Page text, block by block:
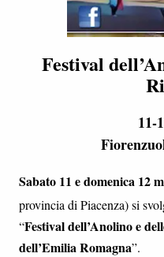
Festival
11-
Sabato 11 e domenica 12
provincia di Piacenza) si
“Festival dell’Anolino e
dell’Emilia Romagna”.